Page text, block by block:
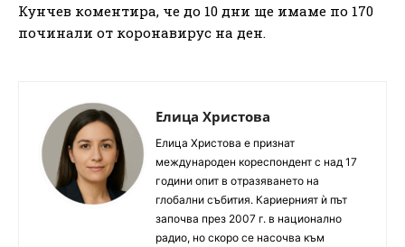
Кунчев коментира, че до 10 дни ще имаме по 170
починали от коронавирус на ден.
Елица Христова
Елица Христова е признат
международен кореспондент с над 17
години опит в отразяването на
глобални събития. Кариерният ѝ път
започва през 2007 г. в национално
радио, но скоро се насочва към